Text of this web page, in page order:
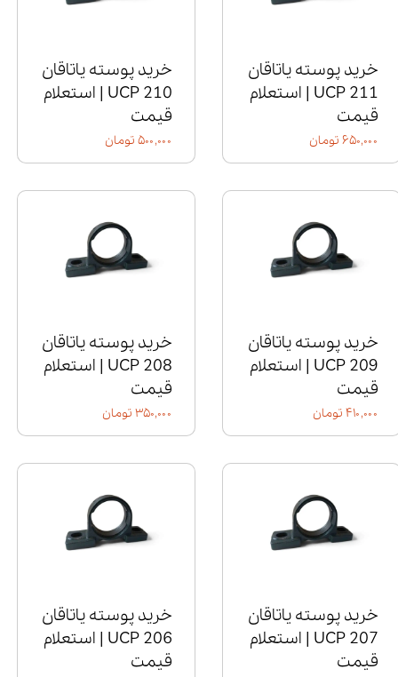
خرید پوسته یاتاقان
UCP 211 | استعلام
قیمت
۶۵۰,۰۰۰ تومان
خرید پوسته یاتاقان
UCP 210 | استعلام
قیمت
۵۰۰,۰۰۰ تومان
خرید پوسته یاتاقان
UCP 209 | استعلام
قیمت
۴۱۰,۰۰۰ تومان
خرید پوسته یاتاقان
UCP 208 | استعلام
قیمت
۳۵۰,۰۰۰ تومان
خرید پوسته یاتاقان
UCP 207 | استعلام
قیمت
خرید پوسته یاتاقان
UCP 206 | استعلام
قیمت